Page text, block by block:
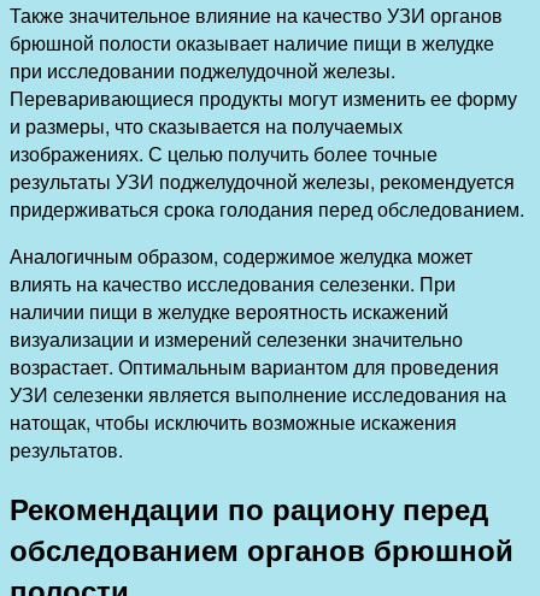
Также значительное влияние на качество УЗИ органов
брюшной полости оказывает наличие пищи в желудке
при исследовании поджелудочной железы.
Переваривающиеся продукты могут изменить ее форму
и размеры, что сказывается на получаемых
изображениях. С целью получить более точные
результаты УЗИ поджелудочной железы, рекомендуется
придерживаться срока голодания перед обследованием.
Аналогичным образом, содержимое желудка может
влиять на качество исследования селезенки. При
наличии пищи в желудке вероятность искажений
визуализации и измерений селезенки значительно
возрастает. Оптимальным вариантом для проведения
УЗИ селезенки является выполнение исследования на
натощак, чтобы исключить возможные искажения
результатов.
Рекомендации по рациону перед
обследованием органов брюшной